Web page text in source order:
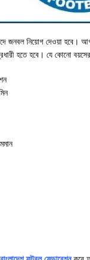
পদে জনবল নিয়োগ দেওয়া
হতে হবে। যে কোনো